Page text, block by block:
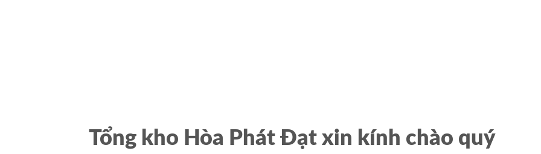
Tổng kho Hòa Phát Đạt xin kính chào quý